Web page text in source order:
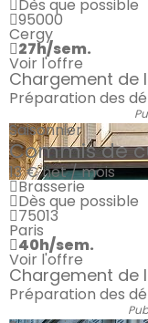
Dès que possible
95000
Cergy
27h/sem.
Voir l'offre
Chargement de
Préparation des
Saisonnier
Commis de
13 €net / mois
Brasserie
Dès que possible
75013
Paris
40h/sem.
Voir l'offre
Chargement de
Préparation des